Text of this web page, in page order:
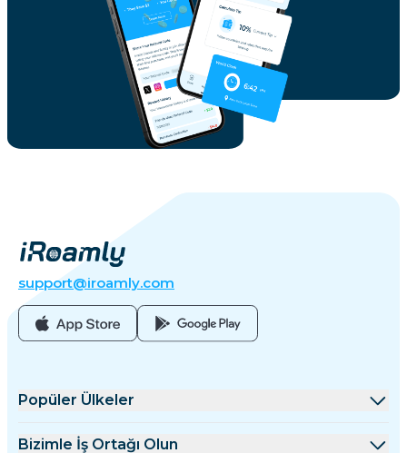
support@iroamly.com
Popüler Ülkeler
Amerika Birleşik Devletleri
Bizimle İş Ortağı Olun